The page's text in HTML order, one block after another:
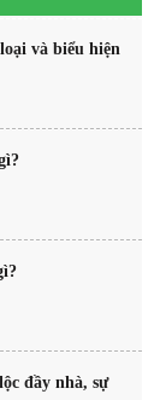
và biểu hiện
đầy nhà, sự